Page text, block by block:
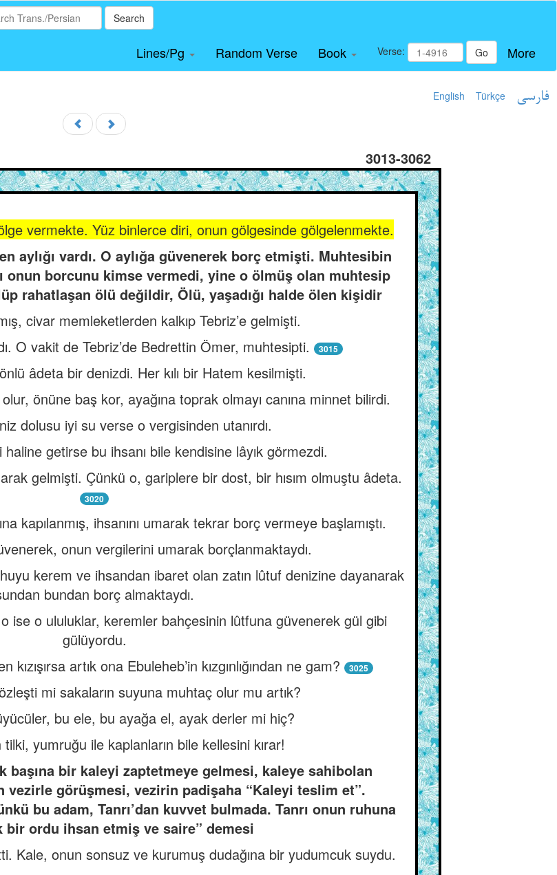
Search
Lines/Pg Random Verse Book Verse: Go More
English Türkçe فارسی
3013-3062
vermekte. Yüz binlerce diri, onun gölgesinde gölgelenmekte.
aylığı vardı. O aylığa güvenerek borç etmişti. Muhtesibin
onun borcunu kimse vermedi, yine o ölmüş olan muhtesip
rahatlaşan ölü değildir, Ölü, yaşadığı halde ölen kişidir
civar memleketlerden kalkıp Tebriz’e gelmişti.
O vakit de Tebriz’de Bedrettin Ömer, muhtesipti.
3015
âdeta bir denizdi. Her kılı bir Hatem kesilmişti.
önüne baş kor, ayağına toprak olmayı canına minnet bilirdi.
dolusu iyi su verse o vergisinden utanırdı.
getirse bu ihsanı bile kendisine lâyık görmezdi.
gelmişti. Çünkü o, gariplere bir dost, bir hısım olmuştu âdeta.
3020
kapılanmış, ihsanını umarak tekrar borç vermeye başlamıştı.
onun vergilerini umarak borçlanmaktaydı.
kerem ve ihsandan ibaret olan zatın lûtuf denizine dayanarak
bundan borç almaktaydı.
o ise o ululuklar, keremler bahçesinin lûtfuna güvenerek gül gibi
gülüyordu.
kızışırsa artık ona Ebuleheb’in kızgınlığından ne gam?
3025
mi sakaların suyuna muhtaç olur mu artık?
bu ele, bu ayağa el, ayak derler mi hiç?
yumruğu ile kaplanların bile kellesini kırar!
başına bir kaleyi zaptetmeye gelmesi, kaleye sahibolan
vezirle görüşmesi, vezirin padişaha “Kaleyi teslim et”.
bu adam, Tanrı’dan kuvvet bulmada. Tanrı onun ruhuna
bir ordu ihsan etmiş ve saire” demesi
Kale, onun sonsuz ve kurumuş dudağına bir yudumcuk suydu.